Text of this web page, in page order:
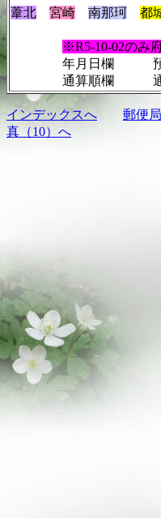
葦北
宮崎 南那珂 都
※R5-10-02のみ
年月日欄 預入年
通算順欄 通算
インデックスへ 郵便
真（10）へ